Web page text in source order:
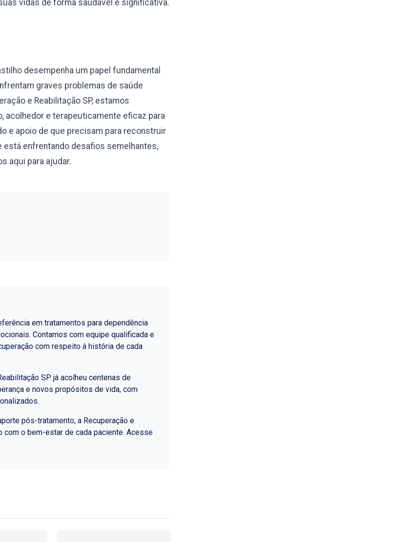
vidas de forma saudável e significativa.
desempenha um papel fundamental
graves problemas de saúde
e Reabilitação SP, estamos
e terapeuticamente eficaz para
e apoio de que precisam para reconstruir
enfrentando desafios semelhantes,
aqui para ajudar.
em tratamentos para dependência
Contamos com equipe qualificada e
com respeito à história de cada
SP já acolheu centenas de
e novos propósitos de vida, com
pós-tratamento, a Recuperação e
o bem-estar de cada paciente. Acesse